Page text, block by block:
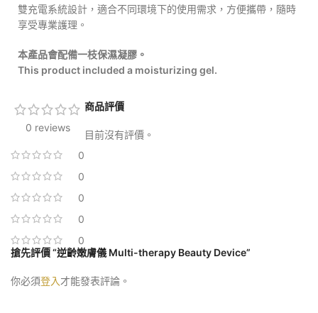
雙充電系統設計，適合不同環境下的使用需求，方便攜帶，隨時
享受專業護理。
本產品會配備一枝保濕凝膠。
This product included a moisturizing gel.
0 reviews
0
0
0
0
0
商品評價
目前沒有評價。
搶先評價 “逆齡嫩膚儀 Multi-therapy Beauty Device”
你必須登入 才能發表評論。